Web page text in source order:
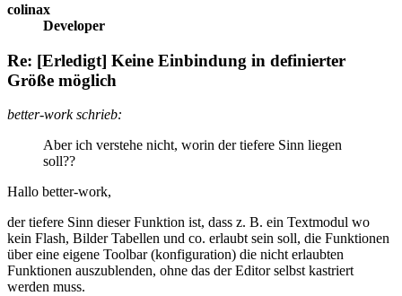
colinax
Developer
Re: [Erledigt] Keine Einbindung in definierter
Größe möglich
better-work schrieb:
Aber ich verstehe nicht, worin der tiefere Sinn liegen
soll??
Hallo better-work,
der tiefere Sinn dieser Funktion ist, dass z. B. ein Textmodul wo
kein Flash, Bilder Tabellen und co. erlaubt sein soll, die Funktionen
über eine eigene Toolbar (konfiguration) die nicht erlaubten
Funktionen auszublenden, ohne das der Editor selbst kastriert
werden muss.